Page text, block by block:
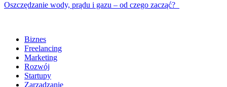
Oszczędzanie wody, prądu i gazu – od czego zacząć?
Biznes
Freelancing
Marketing
Rozwój
Startupy
Zarządzanie